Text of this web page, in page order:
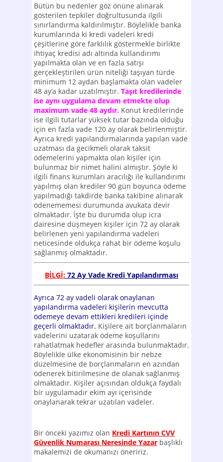
Bütün bu nedenler göz önüne alınarak
gösterilen tepkiler doğrultusunda ilgili
sınırlandırma kaldırılmıştır. Böylelikle banka
kurumlarında ki kredi vadeleri kredi
çeşitlerine göre farklılık göstermekle birlikte
ihtiyaç kredisi adı altında kullandırımı
yapılmakta olan ve en fazla satışı
gerçekleştirilen ürün niteliği taşıyan türde
minimum 12 aydan başlamakta olan vadeler
48 ay’a kadar uzatılmıştır. Taşıt kredilerinde
ise aynı uygulama devam etmekte olup
maximum vade 48 aydır. Konut kredilerinde
ise ilgili tutarlar yüksek tutar bazında olduğu
için en fazla vade 120 ay olarak belirlenmiştir.
Ayrıca kredi yapılandırmalarında yapılan vade
uzatması da gecikmeli olarak taksit
ödemelerini yapmakta olan kişiler için
bulunmaz bir nimet halini almıştır. Şöyle ki
ilgili finans kurumları aracılığı ile kullandırımı
yapılmış olan krediler 90 gün boyunca ödeme
yapılmadığı takdirde banka takibine alınarak
ödenememesi durumunda avukata devir
olmaktadır. İşte bu durumda olup icra
dairesine düşmeyen kişiler için 72 ay olarak
belirlenen yeni yapılandırma vadeleri
neticesinde oldukça rahat bir ödeme koşulu
sağlanmış olmaktadır.
BİLGİ: 72 Ay Vade Kredi Yapılandırması
Ayrıca 72 ay vadeli olarak onaylanan
yapılandırma vadeleri kişilerin mevcutta
ödemeye devam ettikleri kredileri içinde
geçerli olmaktadır. Kişilere ait borçlanmaların
vadelerini uzatarak ödeme koşullarını
rahatlatmak hedefler arasında bulunmaktadır.
Böylelikle ülke ekonomisinin bir nebze
düzelmesine de borçlanmaların en azından
ödenerek bitirilmesine de olanak sağlanmış
olmaktadır. Kişiler açısından oldukça faydalı
bir uygulamadır ekim ayı içerisinde
onaylanarak tekrar uzatılan vadeler.
Bir önceki yazımız olan Kredi Kartının CVV
Güvenlik Numarası Neresinde Yazar başlıklı
makalemizi de okumanızı öneririz.